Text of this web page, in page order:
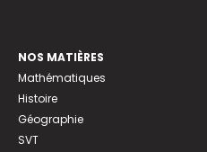
NOS MATIÈRES
Mathématiques
Histoire
Géographie
SVT